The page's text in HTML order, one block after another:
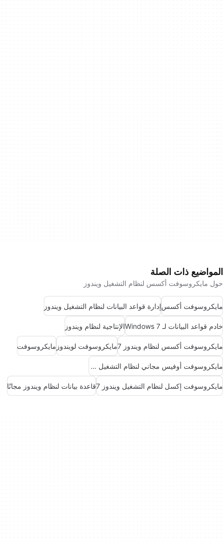
المواضيع ذات الصلة
حول مايكروسوفت أكسس لنظام التشغيل ويندوز
مايكروسوفت أكسسإدارة قواعد البيانات لنظام التشغيل ويندوز
خادم قواعد البيانات لـ Windows 7 الإنتاجية لنظام ويندوز
مايكروسوفت أكسس لنظام ويندوز 7 مايكروسوفت لويندوز مايكروسوفت
مايكروسوفت أوفيس مجاني لنظام التشغيل ويندوز 7
مايكروسوفت إكسل لنظام التشغيل ويندوز 7 قاعدة بيانات لنظام ويندوز مجانًا